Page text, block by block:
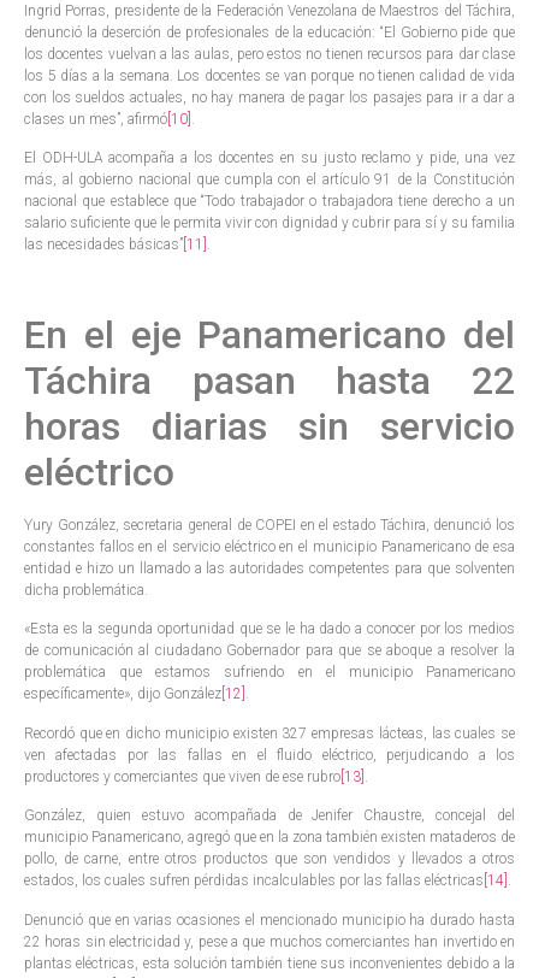
Ingrid Porras, presidente de la Federación Venezolana de Maestros del Táchira,
denunció la deserción de profesionales de la educación: “El Gobierno pide que
los docentes vuelvan a las aulas, pero estos no tienen recursos para dar clase
los 5 días a la semana. Los docentes se van porque no tienen calidad de vida
con los sueldos actuales, no hay manera de pagar los pasajes para ir a dar a
clases un mes”, afirmó [10] .
El ODH-ULA acompaña a los docentes en su justo reclamo y pide, una vez
más, al gobierno nacional que cumpla con el artículo 91 de la Constitución
nacional que establece que “Todo trabajador o trabajadora tiene derecho a un
salario suficiente que le permita vivir con dignidad y cubrir para sí y su familia
las necesidades básicas” [11] .
En el eje Panamericano del
Táchira pasan hasta 22
horas diarias sin servicio
eléctrico
Yury González, secretaria general de COPEI en el estado Táchira, denunció los
constantes fallos en el servicio eléctrico en el municipio Panamericano de esa
entidad e hizo un llamado a las autoridades competentes para que solventen
dicha problemática.
«Esta es la segunda oportunidad que se le ha dado a conocer por los medios
de comunicación al ciudadano Gobernador para que se aboque a resolver la
problemática que estamos sufriendo en el municipio Panamericano
específicamente», dijo González [12] .
Recordó que en dicho municipio existen 327 empresas lácteas, las cuales se
ven afectadas por las fallas en el fluido eléctrico, perjudicando a los
productores y comerciantes que viven de ese rubro [13] .
González, quien estuvo acompañada de Jenifer Chaustre, concejal del
municipio Panamericano, agregó que en la zona también existen mataderos de
pollo, de carne, entre otros productos que son vendidos y llevados a otros
estados, los cuales sufren pérdidas incalculables por las fallas eléctricas [14] .
Denunció que en varias ocasiones el mencionado municipio ha durado hasta
22 horas sin electricidad y, pese a que muchos comerciantes han invertido en
plantas eléctricas, esta solución también tiene sus inconvenientes debido a la